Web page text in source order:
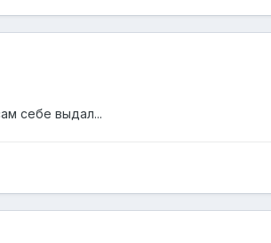
себе выдал...